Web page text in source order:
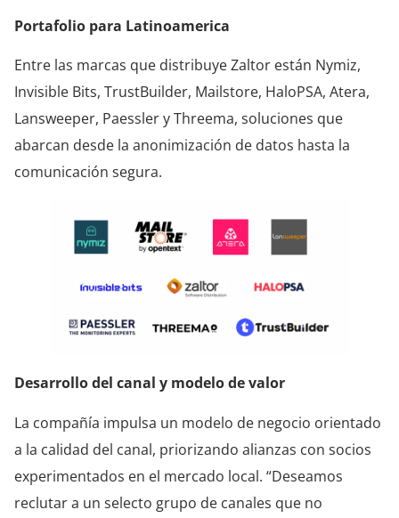
Portafolio para Latinoamerica
Entre las marcas que distribuye Zaltor están Nymiz,
Invisible Bits, TrustBuilder, Mailstore, HaloPSA, Atera,
Lansweeper, Paessler y Threema, soluciones que
abarcan desde la anonimización de datos hasta la
comunicación segura.
Desarrollo del canal y modelo de valor
La compañía impulsa un modelo de negocio orientado
a la calidad del canal, priorizando alianzas con socios
experimentados en el mercado local. “Deseamos
reclutar a un selecto grupo de canales que no